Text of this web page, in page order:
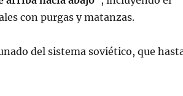
con purgas y matanzas.
del sistema soviético, que